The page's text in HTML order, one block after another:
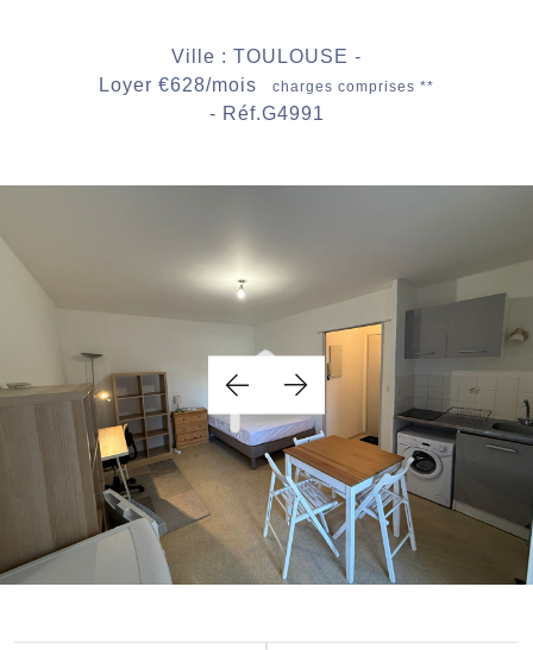
Ville : TOULOUSE -
Loyer €628/mois
charges comprises **
- Réf.G4991